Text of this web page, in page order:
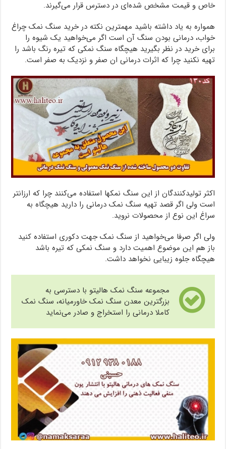
خاص و قیمت مشخص شده‌ای در دسترس قرار می‌گیرند.
همواره به یاد داشته باشید مهمترین نکته در خرید سنگ نمک چراغ
خواب، درمانی بودن سنگ آن است اگر می‌خواهید یک شیوه را
برای خرید در نظر بگیرید هیچگاه سنگ نمکی که تیره رنگ باشد را
تهیه نکنید چرا که اثرات درمانی ان صفر و نزدیک به صفر است.
اکثر تولیدکنندگان از این سنگ نمکها استفاده می‌کنند چرا که ارزانتر
است ولی اگر قصد تهیه سنگ نمک درمانی را دارید هیچگاه به
سراغ این نوع از محصولات نروید.
ولی اگر صرفا می‌خواهید از سنگ نمک جهت دکوری استفاده کنید
باز هم این موضوع اهمیت دارد و سنگ نمکی که تیره باشد
هیچگاه جلوه زیبایی نخواهد داشت.
مجموعه سنگ نمک هالیتو با دسترسی به
بزرگترین معدن سنگ نمک خاورمیانه، سنگ نمک
کاملا درمانی را استخراج و صادر می‌نماید